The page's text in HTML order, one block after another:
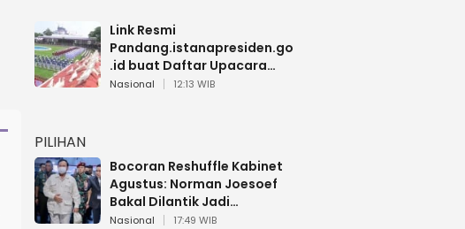
Link Resmi
Pandang.istanapresiden.go
.id buat Daftar Upacara
Bendera HUT RI di Istana
Nasional 12:13 WIB
PILIHAN
Bocoran Reshuffle Kabinet
Agustus: Norman Joesoef
Bakal Dilantik Jadi
Wamenhan RI
Nasional 17:49 WIB